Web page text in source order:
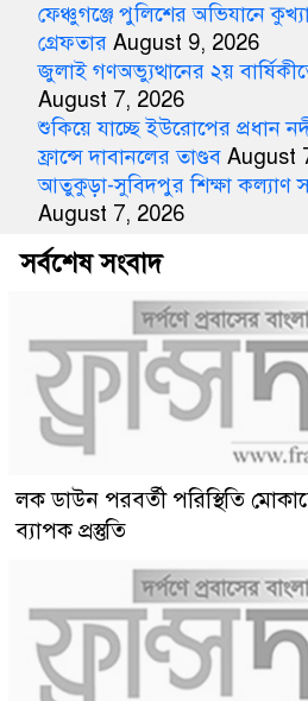
ফেঞ্চুগঞ্জে পুলিশের অভিযানে
গ্রেফতার August 9, 2026
জুলাই গণঅভ্যুত্থানের ২য়
August 7, 2026
শুকিয়ে যাচ্ছে ইউরোপের প্রধান
ফ্রান্সে দাবানলের তাণ্ডব August
আতুকুড়া-সুবিদপুর শিক্ষা কল্যাণ
August 7, 2026
সর্বশেষ সংবাদ
লক ডাউন পরবর্তী পরিস্থিতি
ব্যাপক প্রস্তুতি